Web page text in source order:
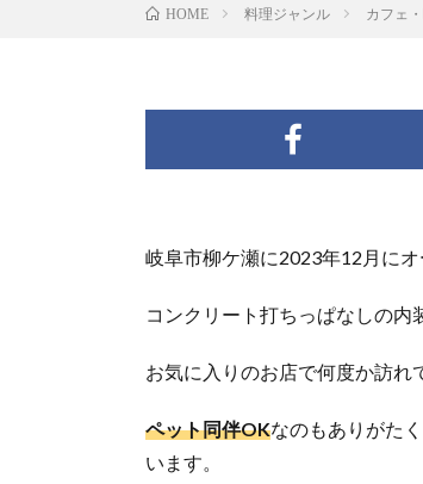
HOME 料理ジャンル カフェ
岐阜市柳ケ瀬に2023年12月に
コンクリート打ちっぱなしの内
お気に入りのお店で何度か訪れ
ペット同伴OKなのもありがた
います。